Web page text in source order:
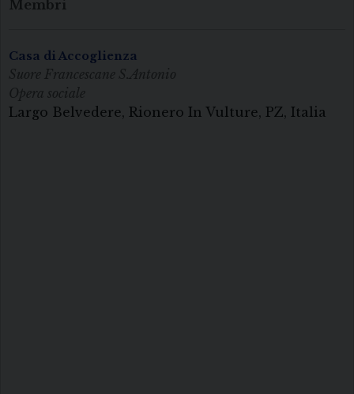
Membri
Casa di Accoglienza
Suore Francescane S.Antonio
Opera sociale
Largo Belvedere, Rionero In Vulture, PZ, Italia